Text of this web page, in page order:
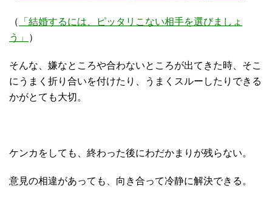
（
「結婚するには、ピッタリこない相手を選びましょ
う」
）
そんな、嫌なところや合わないところが出てきた時、そこ
にうまく折り合いを付けたり、うまくスルーしたりできる
かがとても大切。
ケンカをしても、終わった後にわだかまりが残らない。
意見の相違があっても、向き合って冷静に解決できる。